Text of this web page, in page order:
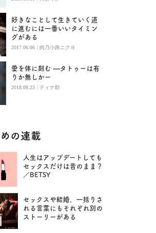
好きなことして生きていく道
に進むには一番いいタイミン
グがある
2017.06.06 | 肉乃小路ニクヨ
愛を体に刻む —タトゥーは有
りか無しかー
2018.08.23 | ティナ助
の連載
人生はアップデートしても
セックスだけは昔のまま？
／BETSY
セックスや結婚。一括りさ
れる言葉にもそれぞれ別の
ストーリーがある